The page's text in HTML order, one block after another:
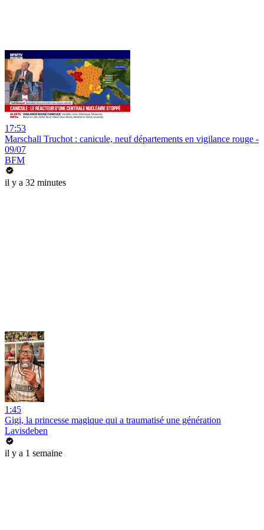
17:53
Marschall Truchot : canicule, neuf départements en vigilance rouge -
09/07
BFM
il y a 32 minutes
1:45
Gigi, la princesse magique qui a traumatisé une génération
Lavisdeben
il y a 1 semaine